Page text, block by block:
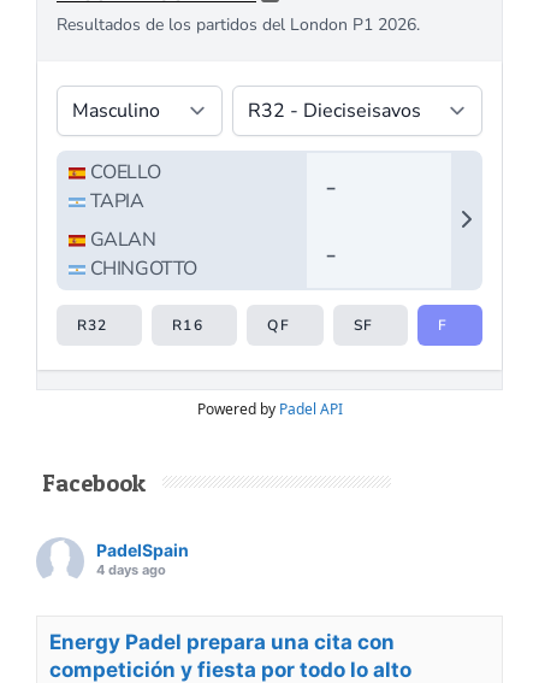
Powered by Padel API
Facebook
PadelSpain
4 days ago
Energy Padel prepara una cita con
competición y fiesta por todo lo alto